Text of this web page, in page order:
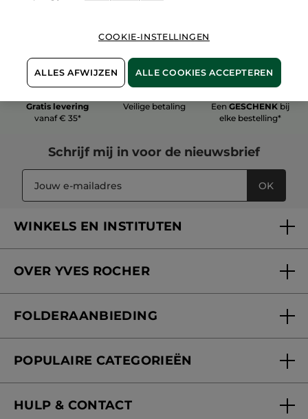
Gratis levering
vanaf € 35*
Veilige betaling EenGESCHENK bij
elke bestelling*
Schrijf mij in voor de nieuwsbrief
OK
WINKELS EN INSTITUTEN
Verzorging in onze Schoonheidsinstituten
OVER YVES ROCHER
Onze beloften
Blog Act Beautiful
FOLDERAANBIEDING
POPULAIRE CATEGORIEËN
Aanbiedingen
HULP & CONTACT
COOKIE-INSTELLINGEN
ALLES AFWIJZEN ALLE COOKIES ACCEPTEREN